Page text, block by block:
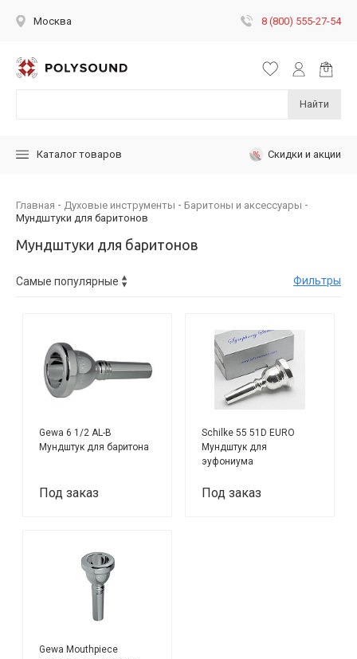
Москва 8 (800) 555-27-54
Найти
Каталог товаров Скидки и акции
Главная Духовые инструменты
Баритоны и аксессуары
Мундштуки для баритонов
Мундштуки для баритонов
Фильтры
Gewa 6 1/2 AL-B
Мундштук для баритона
Под заказ
Schilke 55 51D EURO
Мундштук для
эуфониума
Под заказ
Gewa Mouthpiece